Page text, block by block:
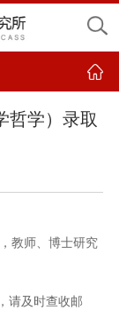
哲学）录取
教师、博士研究
请及时查收邮